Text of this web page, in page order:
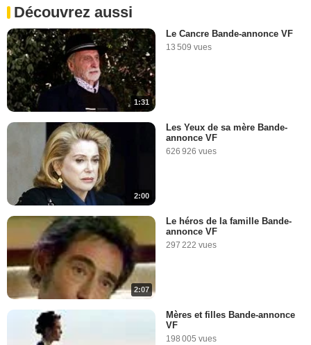
Découvrez aussi
1:31
Le Cancre Bande-annonce VF
13 509 vues
2:00
Les Yeux de sa mère Bande-
annonce VF
626 926 vues
2:07
Le héros de la famille Bande-
annonce VF
297 222 vues
Mères et filles Bande-annonce
VF
198 005 vues